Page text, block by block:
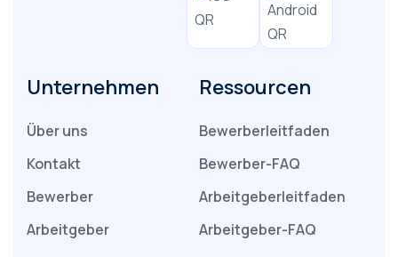
Unternehmen
Über uns
Kontakt
Bewerber
Arbeitgeber
Ressourcen
Bewerberleitfaden
Bewerber-FAQ
Arbeitgeberleitfaden
Arbeitgeber-FAQ